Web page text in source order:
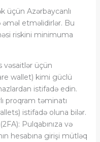
üçün Azərbaycanlı
əməl etməlidirlər. Bu
riskini minimuma
vəsaitlər üçün
wallet) kimi güclü
istifadə edin.
proqram təminatı
istifadə oluna bilər.
Pulqabınıza və
hesabına girişi mütləq